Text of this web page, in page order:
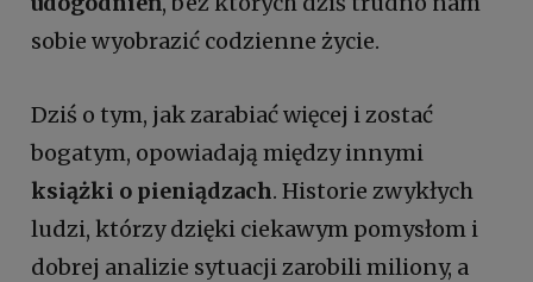
sobie wyobrazić codzienne życie.
Dziś o tym, jak zarabiać więcej i zostać
bogatym, opowiadają między innymi
książki o pieniądzach. Historie zwykłych
ludzi, którzy dzięki ciekawym pomysłom i
dobrej analizie sytuacji zarobili miliony, a